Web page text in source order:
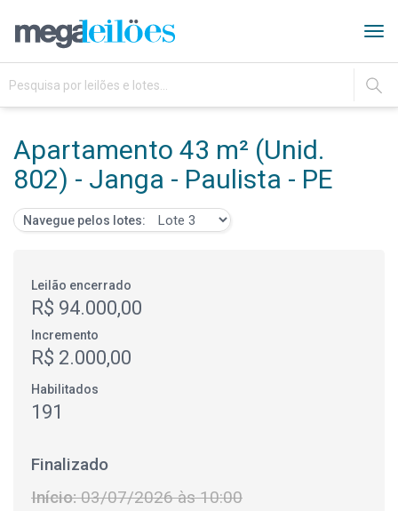
IR
Apartamento 43 m² (Unid.
802) - Janga - Paulista - PE
Navegue pelos lotes:
Leilão encerrado
R$ 94.000,00
Incremento
R$ 2.000,00
Habilitados
191
Finalizado
Início:03/07/2026 às 10:00